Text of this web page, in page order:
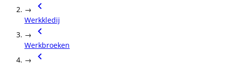
→
Werkkledij
→
Werkbroeken
→